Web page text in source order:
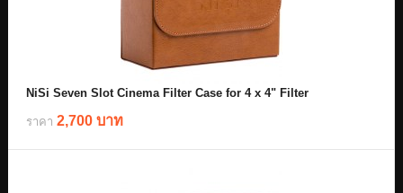
NiSi Seven Slot Cinema Filter Case for 4 x 4" Filter
ราคา 2,700 บาท